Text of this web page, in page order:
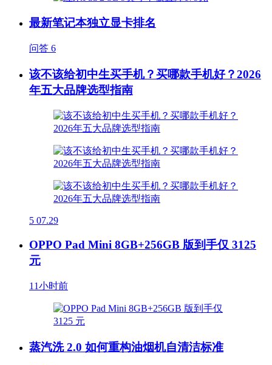
最新笔记本独立显卡排名
问答 6
该不该给初中生买手机？买哪款手机好？2026
年五大品牌选型指南
5 07.29
OPPO Pad Mini 8GB+256GB 版到手仅 3125
元
11小时前
蒸汽洗 2.0 如何重构油烟机自清洁标准